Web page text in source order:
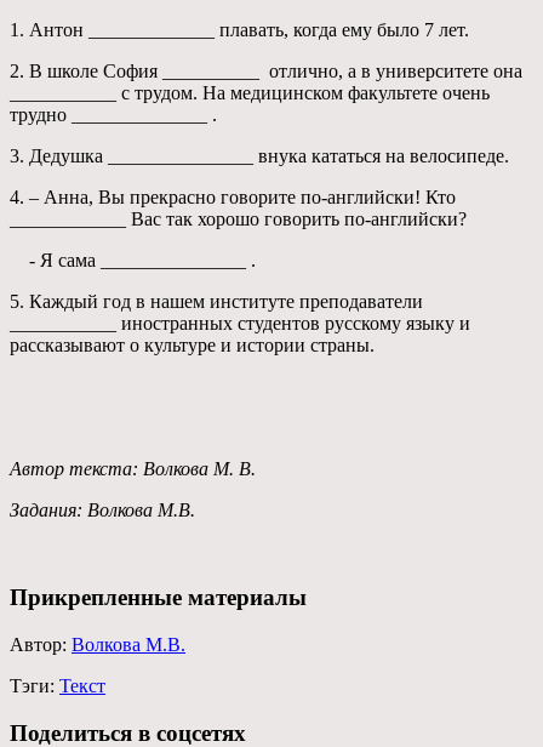
1. Антон _____________ плавать, когда ему было 7 лет.
2. В школе София __________ отлично, а в университете она
___________ с трудом. На медицинском факультете очень
трудно ______________ .
3. Дедушка _______________ внука кататься на велосипеде.
4. – Анна, Вы прекрасно говорите по-английски! Кто
____________ Вас так хорошо говорить по-английски?
- Я сама _______________ .
5. Каждый год в нашем институте преподаватели
___________ иностранных студентов русскому языку и
рассказывают о культуре и истории страны.
Автор текста: Волкова М. В.
Задания: Волкова М.В.
Прикрепленные материалы
Автор: Волкова М.В.
Тэги: Текст
Поделиться в соцсетях